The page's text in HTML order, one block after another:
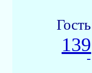
Гость
139
-